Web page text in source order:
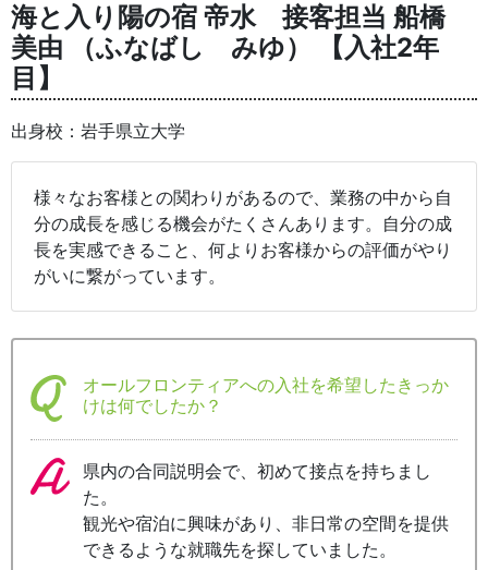
海と入り陽の宿 帝水 接客担当 船橋
美由 （ふなばし みゆ） 【入社2年
目】
出身校：岩手県立大学
様々なお客様との関わりがあるので、業務の中から自
分の成長を感じる機会がたくさんあります。自分の成
長を実感できること、何よりお客様からの評価がやり
がいに繋がっています。
オールフロンティアへの入社を希望したきっか
けは何でしたか？
県内の合同説明会で、初めて接点を持ちまし
た。
観光や宿泊に興味があり、非日常の空間を提供
できるような就職先を探していました。